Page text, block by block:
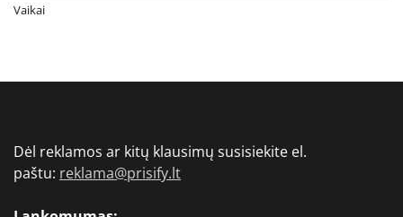
Vaikai
Dėl reklamos ar kitų klausimų susisiekite el.
paštu: reklama@prisify.lt